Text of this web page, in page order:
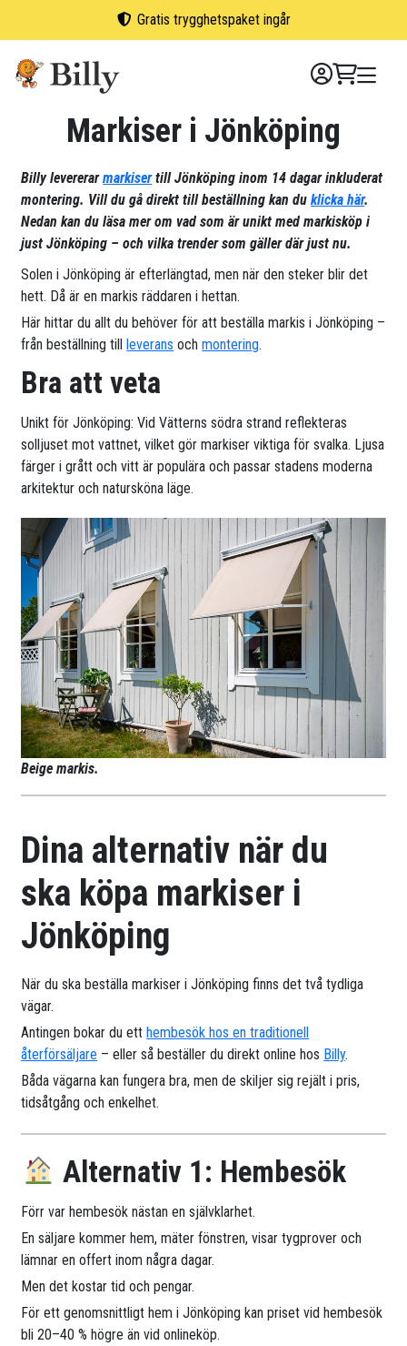
Gratis trygghetspaket ingår
Markiser i Jönköping
Billy levererarmarkisertill Jönköping inom 14 dagar inkluderat
montering. Vill du gå direkt till beställning kan duklicka här.
Nedan kan du läsa mer om vad som är unikt med markisköp i
just Jönköping – och vilka trender som gäller där just nu.
Solen i Jönköping är efterlängtad, men när den steker blir det
hett. Då är en markis räddaren i hettan.
Här hittar du allt du behöver för att beställa markis i Jönköping –
från beställning tillleverans ochmontering.
Bra att veta
Unikt för Jönköping: Vid Vätterns södra strand reflekteras
solljuset mot vattnet, vilket gör markiser viktiga för svalka. Ljusa
färger i grått och vitt är populära och passar stadens moderna
arkitektur och natursköna läge.
Beige markis.
Dina alternativ när du
ska köpa markiser i
Jönköping
När du ska beställa markiser i Jönköping finns det två tydliga
vägar.
Antingen bokar du etthembesök hos en traditionell
återförsäljare – eller så beställer du direkt online hos Billy.
Båda vägarna kan fungera bra, men de skiljer sig rejält i pris,
tidsåtgång och enkelhet.
Alternativ 1: Hembesök
Förr var hembesök nästan en självklarhet.
En säljare kommer hem, mäter fönstren, visar tygprover och
lämnar en offert inom några dagar.
Men det kostar tid och pengar.
För ett genomsnittligt hem i Jönköping kan priset vid hembesök
bli 20–40 % högre än vid onlineköp.